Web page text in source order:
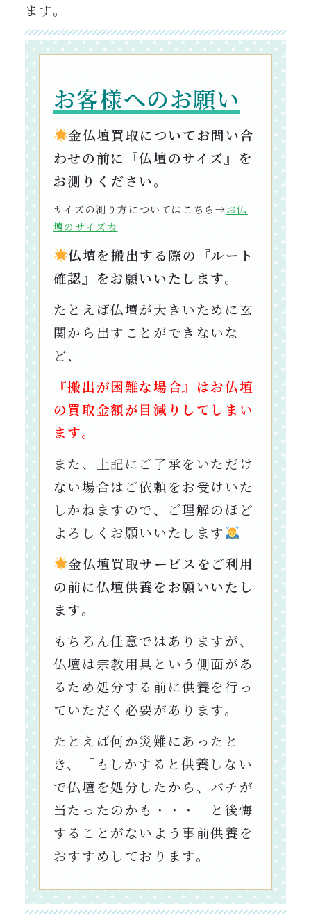
ます。
お客様へのお願い
金仏壇買取についてお問い合
わせの前に『仏壇のサイズ』を
お測りください。
サイズの測り方についてはこちら→お仏
壇のサイズ表
仏壇を搬出する際の『ルート
確認』をお願いいたします。
たとえば仏壇が大きいために玄
関から出すことができないな
ど、
『搬出が困難な場合』はお仏壇
の買取金額が目減りしてしまい
ます。
また、上記にご了承をいただけ
ない場合はご依頼をお受けいた
しかねますので、ご理解のほど
よろしくお願いいたします
金仏壇買取サービスをご利用
の前に仏壇供養をお願いいたし
ます。
もちろん任意ではありますが、
仏壇は宗教用具という側面があ
るため処分する前に供養を行っ
ていただく必要があります。
たとえば何か災難にあったと
き、「もしかすると供養しない
で仏壇を処分したから、バチが
当たったのかも・・・」と後悔
することがないよう事前供養を
おすすめしております。